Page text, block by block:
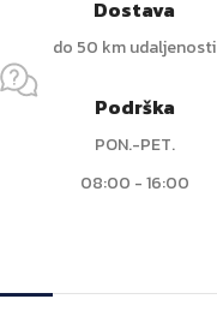
Dostava
do 50 km udaljenosti
Podrška
PON.-PET.
08:00 - 16:00